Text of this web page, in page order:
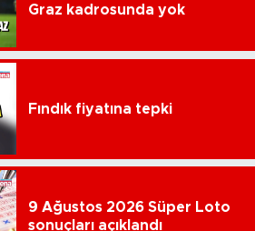
Graz kadrosunda yok
Fındık fiyatına tepki
9 Ağustos 2026 Süper Loto
sonuçları açıklandı